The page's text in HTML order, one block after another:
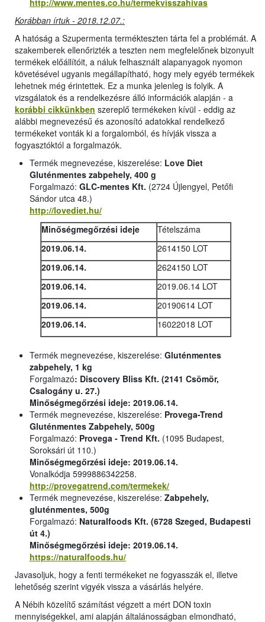
http://www.mentes.co.hu/termekvisszahivas
Korábban írtuk - 2018.12.07.:
A hatóság a Szupermenta termékteszten tárta fel a problémát. A
szakemberek ellenőrizték a teszten nem megfelelőnek bizonyult
termékek előállítóit, a náluk felhasznált alapanyagok nyomon
követésével ugyanis megállapítható, hogy mely egyéb termékek
lehetnek még érintettek. Ez a munka jelenleg is folyik. A
vizsgálatok és a rendelkezésre álló információk alapján - a
korábbi cikkünkben szereplő termékeken kívül - eddig az
alábbi megnevezésű és azonosító adatokkal rendelkező
termékeket vonták ki a forgalomból, és hívják vissza a
fogyasztóktól a forgalmazók.
Termék megnevezése, kiszerelése: Love Diet
Gluténmentes zabpehely, 400 g
Forgalmazó: GLC-mentes Kft. (2724 Újlengyel, Petőfi
Sándor utca 48.)
http://lovediet.hu/
Minőségmegőrzési ideje
Tételszáma
2019.06.14.
2614150 LOT
2019.06.14.
2624150 LOT
2019.06.14.
2019.06.14 LOT
2019.06.14.
20190614 LOT
2019.06.14.
16022018 LOT
Termék megnevezése, kiszerelése: Gluténmentes
zabpehely, 1 kg
Forgalmazó: Discovery Bliss Kft. (2141 Csömör,
Csalogány u. 27.)
Minőségmegőrzési ideje: 2019.06.14.
Termék megnevezése, kiszerelése: Provega-Trend
Gluténmentes Zabpehely, 500g
Forgalmazó: Provega - Trend Kft. (1095 Budapest,
Soroksári út 110.)
Minőségmegőrzési ideje: 2019.06.14.
Vonalkódja 5999886342258.
http://provegatrend.com/termekek/
Termék megnevezése, kiszerelése: Zabpehely,
gluténmentes, 500g
Forgalmazó: Naturalfoods Kft. (6728 Szeged, Budapesti
út 4.)
Minőségmegőrzési ideje: 2019.06.14.
https://naturalfoods.hu/
Javasoljuk, hogy a fenti termékeket ne fogyasszák el, illetve
lehetőség szerint vigyék vissza a vásárlás helyére.
A Nébih közelítő számítást végzett a mért DON toxin
mennyiségekkel, ami alapján általánosságban elmondható,